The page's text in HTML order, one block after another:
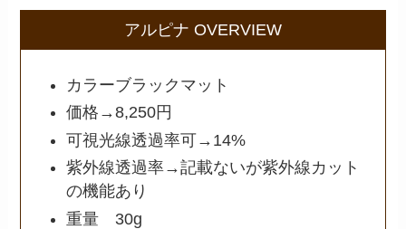
アルピナ OVERVIEW
カラーブラックマット
価格→8,250円
可視光線透過率可→14%
紫外線透過率→記載ないが紫外線カット
の機能あり
重量 30g